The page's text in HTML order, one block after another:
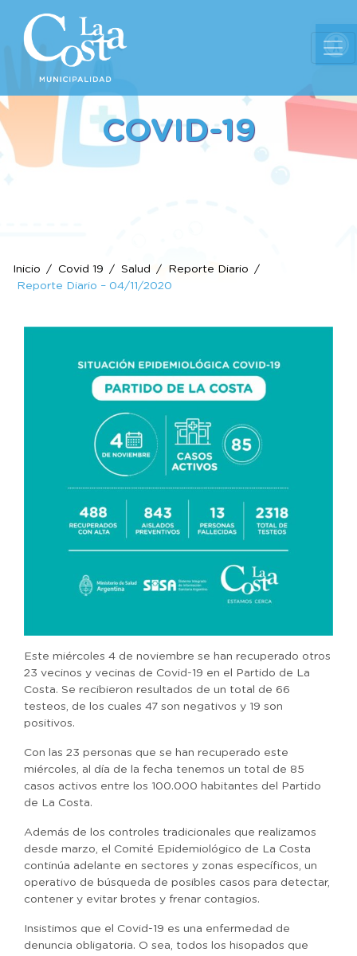
COVID-19
Inicio Covid 19 Salud
Reporte Diario
Reporte Diario – 04/11/2020
Este miércoles 4 de noviembre se han recuperado otros
23 vecinos y vecinas de Covid-19 en el Partido de La
Costa. Se recibieron resultados de un total de 66
testeos, de los cuales 47 son negativos y 19 son
positivos.
Con las 23 personas que se han recuperado este
miércoles, al día de la fecha tenemos un total de 85
casos activos entre los 100.000 habitantes del Partido
de La Costa.
Además de los controles tradicionales que realizamos
desde marzo, el Comité Epidemiológico de La Costa
continúa adelante en sectores y zonas específicos, un
operativo de búsqueda de posibles casos para detectar,
contener y evitar brotes y frenar contagios.
Insistimos que el Covid-19 es una enfermedad de
denuncia obligatoria. O sea, todos los hisopados que